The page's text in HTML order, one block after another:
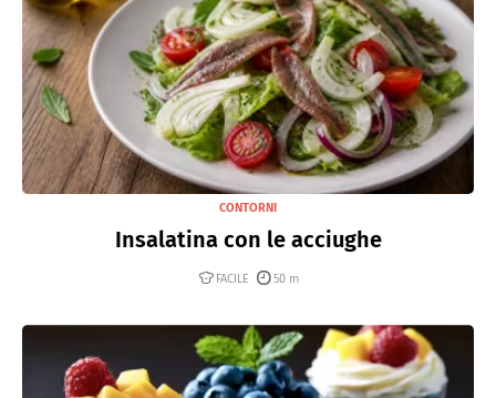
CONTORNI
Insalatina con le acciughe
FACILE 50 m